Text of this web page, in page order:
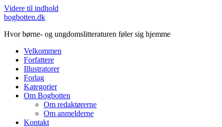
Videre til indhold
bogbotten.dk
Hvor børne- og ungdomslitteraturen føler sig hjemme
Velkommen
Forfattere
Illustratorer
Forlag
Kategorier
Om Bogbotten
Om redaktørerne
Om anmelderne
Kontakt